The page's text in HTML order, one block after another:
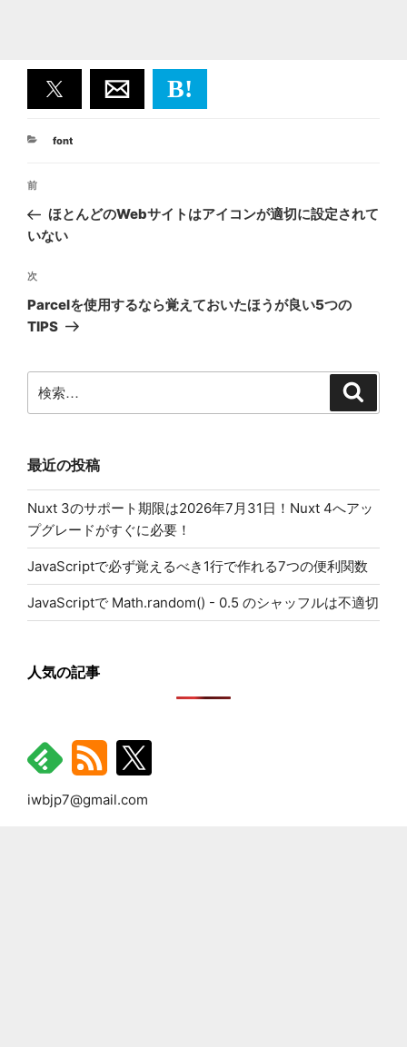
B!
カ
ー
font
投
ナ
ゲ
ー
シ
ン
前
の
投
前
ほとんどのWebサイトはアイコンが適切に設定されて
いない
次
の
投
次
Parcelを使用するなら覚えておいたほうが良い5つの
TIPS
索:
最近の投稿
Nuxt 3のサポート期限は2026年7月31日！Nuxt 4へアッ
プグレードがすぐに必要！
JavaScriptで必ず覚えるべき1行で作れる7つの便利関数
JavaScriptで Math.random() - 0.5 のシャッフルは不適切
人気の記事
iwbjp7@gmail.com